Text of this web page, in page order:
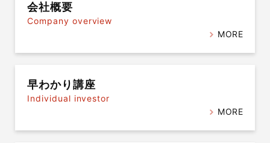
会社概要
Company overview
MORE
早わかり講座
Individual investor
MORE